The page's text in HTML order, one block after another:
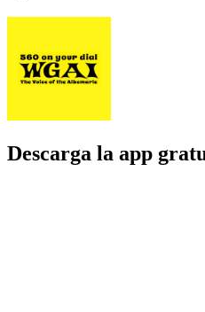
Descarga la app